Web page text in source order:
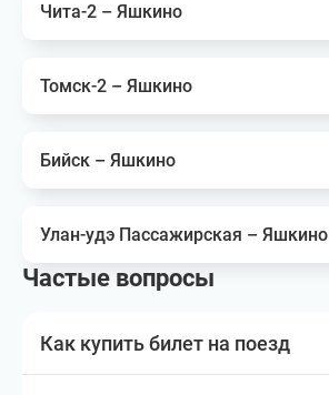
Чита-2 – Яшкино
Томск-2 – Яшкино
Бийск – Яшкино
Улан-удэ Пассажирская – Яшкино
Частые вопросы
Как купить билет на поезд